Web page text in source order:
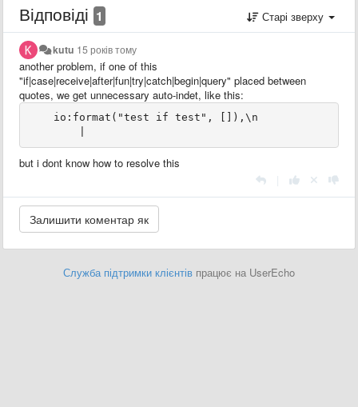
Відповіді 1 Старі зверху
kutu 15 років тому
another problem, if one of this
"if|case|receive|after|fun|try|catch|begin|query" placed between
quotes, we get unnecessary auto-indet, like this:
    io:format("test if test", []),\n
but i dont know how to resolve this
Служба підтримки клієнтів працює на UserEcho